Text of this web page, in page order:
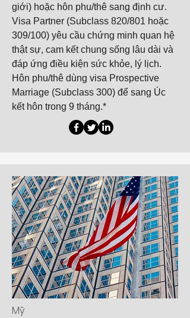
giới) hoặc hôn phu/thê sang định cư.
Visa Partner (Subclass 820/801 hoặc
309/100) yêu cầu chứng minh quan hệ
thật sự, cam kết chung sống lâu dài và
đáp ứng điều kiện sức khỏe, lý lịch.
Hôn phu/thê dùng visa Prospective
Marriage (Subclass 300) để sang Úc
kết hôn trong 9 tháng.*
Mỹ